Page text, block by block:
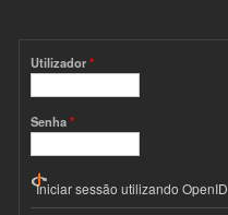
Utilizador*
Senha*
Iniciar sessão utilizando OpenID